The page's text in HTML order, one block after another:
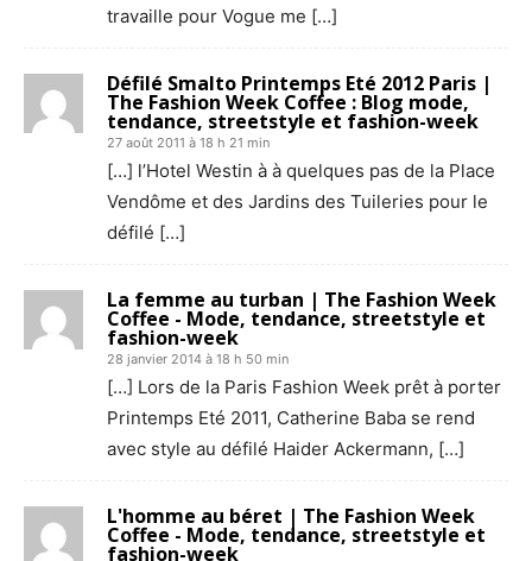
travaille pour Vogue me […]
Défilé Smalto Printemps Eté 2012 Paris |
The Fashion Week Coffee : Blog mode,
tendance, streetstyle et fashion-week
27 août 2011 à 18 h 21 min
[…] l’Hotel Westin à à quelques pas de la Place
Vendôme et des Jardins des Tuileries pour le
défilé […]
La femme au turban | The Fashion Week
Coffee - Mode, tendance, streetstyle et
fashion-week
28 janvier 2014 à 18 h 50 min
[…] Lors de la Paris Fashion Week prêt à porter
Printemps Eté 2011, Catherine Baba se rend
avec style au défilé Haider Ackermann, […]
L'homme au béret | The Fashion Week
Coffee - Mode, tendance, streetstyle et
fashion-week